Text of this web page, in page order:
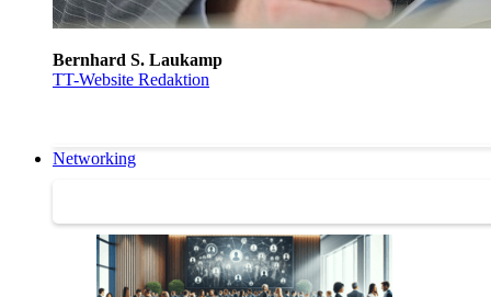
Bernhard S. Laukamp
TT-Website Redaktion
Networking